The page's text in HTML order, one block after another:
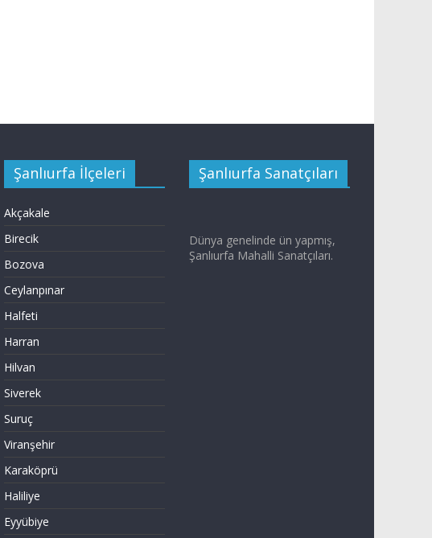
Şanlıurfa İlçeleri
Akçakale
Birecik
Bozova
Ceylanpınar
Halfeti
Harran
Hilvan
Siverek
Suruç
Viranşehir
Karaköprü
Haliliye
Eyyübiye
Şanlıurfa Sanatçıları
Dünya genelinde ün yapmış,
Şanlıurfa Mahalli Sanatçıları.